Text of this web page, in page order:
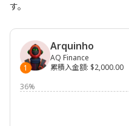
す。
1
Arquinho
AQ Finance
累積入金額: $2,000.00
36%